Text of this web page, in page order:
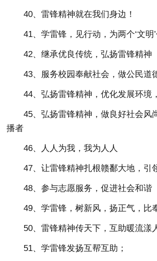
40、雷锋精神就在我们身边！
41、学雷锋，见行动，为两个‘文明
42、继承优良传统，弘扬雷锋精神
43、服务校园奉献社会，做公民道
44、弘扬雷锋精神，优化发展环境
45、弘扬雷锋精神，做良好社会风
播者
46、人人为我，我为人人
47、让雷锋精神扎根赣鄱大地，引
48、参与志愿服务，促进社会和谐
49、学雷锋，树新风，扬正气，比
50、雷锋精神传天下，互助暖流漾
51、学雷锋发扬互帮互助；